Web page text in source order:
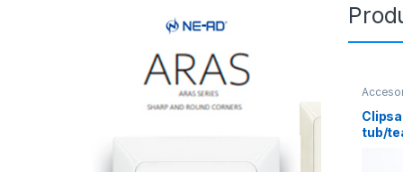
tub/